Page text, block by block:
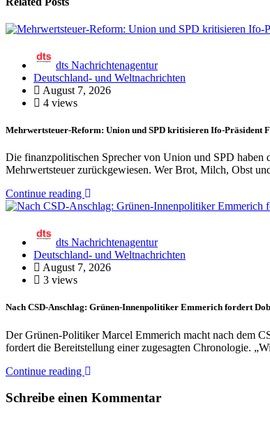
dts Nachrichtenagentur
Deutschland- und Weltnachrichten
August 7, 2026
4 views
Mehrwertsteuer-Reform: Union und SPD kritisieren Ifo-Präsident
Die finanzpolitischen Sprecher von Union und SPD haben
Mehrwertsteuer zurückgewiesen. Wer Brot, Milch, Obst
Continue reading
dts Nachrichtenagentur
Deutschland- und Weltnachrichten
August 7, 2026
3 views
Nach CSD-Anschlag: Grünen-Innenpolitiker Emmerich fordert
Der Grünen-Politiker Marcel Emmerich macht nach dem
fordert die Bereitstellung einer zugesagten Chronologie.
Continue reading
Schreibe einen Kommentar